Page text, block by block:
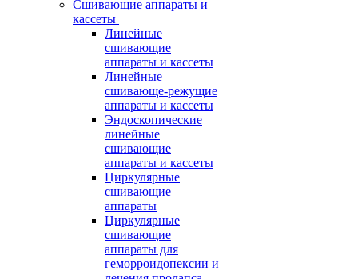
Сшивающие аппараты и
кассеты
Линейные
сшивающие
аппараты и кассеты
Линейные
сшивающе-режущие
аппараты и кассеты
Эндоскопические
линейные
сшивающие
аппараты и кассеты
Циркулярные
сшивающие
аппараты
Циркулярные
сшивающие
аппараты для
геморроидопексии и